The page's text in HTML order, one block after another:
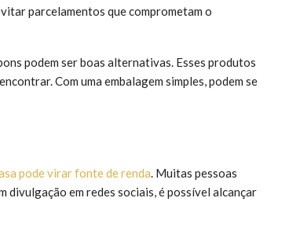
parcelamentos que comprometam o
podem ser boas alternativas. Esses produtos
Com uma embalagem simples, podem se
pode virar fonte de renda. Muitas pessoas
em redes sociais, é possível alcançar